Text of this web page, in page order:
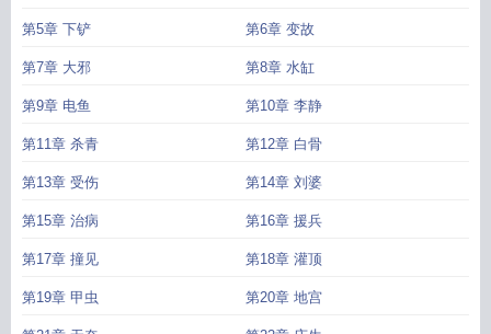
第5章 下铲 第6章 变故
第7章 大邪 第8章 水缸
第9章 电鱼 第10章 李静
第11章 杀青 第12章 白骨
第13章 受伤 第14章 刘婆
第15章 治病 第16章 援兵
第17章 撞见 第18章 灌顶
第19章 甲虫 第20章 地宫